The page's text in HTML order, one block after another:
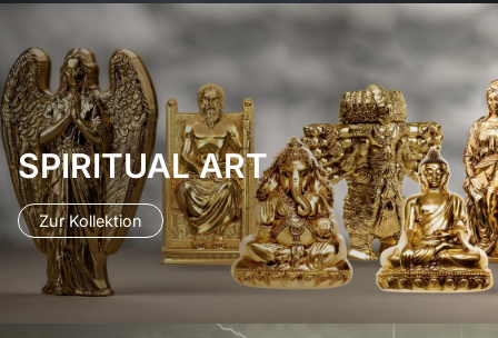
SPIRITUAL ART
Zur Kollektion